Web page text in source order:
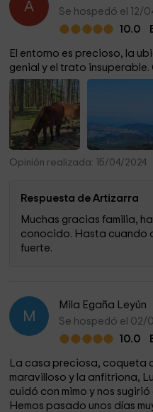
Lo que destaca el
Basándonos en lo que
cuando están aquí, o en las
páginas de turismo rural,
prevalecen al definir
tranquilidad, silencio para
casa, estancias
¿Que se puede hacer
Para los que disfrutan
surf, nadar.
Hondarribia es un pueblo
medieval muy cuidado.
Sebastián y la costa vasco-
de Luz, Biarritz).
A
Se hospedó el 12/
10.0
El entorno es precioso, la
genial y el trato insuperable.
Opinión realizada: 15/04/2024
Respuesta de Artizarra
Muchas gracias familia,
conocido. Hasta cuando
fuerte.
M
Mila Egaña Leyún
Se hospedó el 02/
10.0
La casa preciosa, coqueta
maravilloso y la anfitriona,
cuidó con mimo y nos
Hemos pasado unos días